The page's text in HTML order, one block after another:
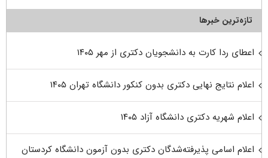
تازه‌ترین خبرها
اعطای ردا کارت به دانشجویان دکتری از مهر ۱۴۰۵
اعلام نتایج نهایی دکتری بدون کنکور دانشگاه تهران ۱۴۰۵
اعلام شهریه دکتری دانشگاه آزاد ۱۴۰۵
اعلام اسامی پذیرفته‌شدگان دکتری بدون آزمون دانشگاه کردستان